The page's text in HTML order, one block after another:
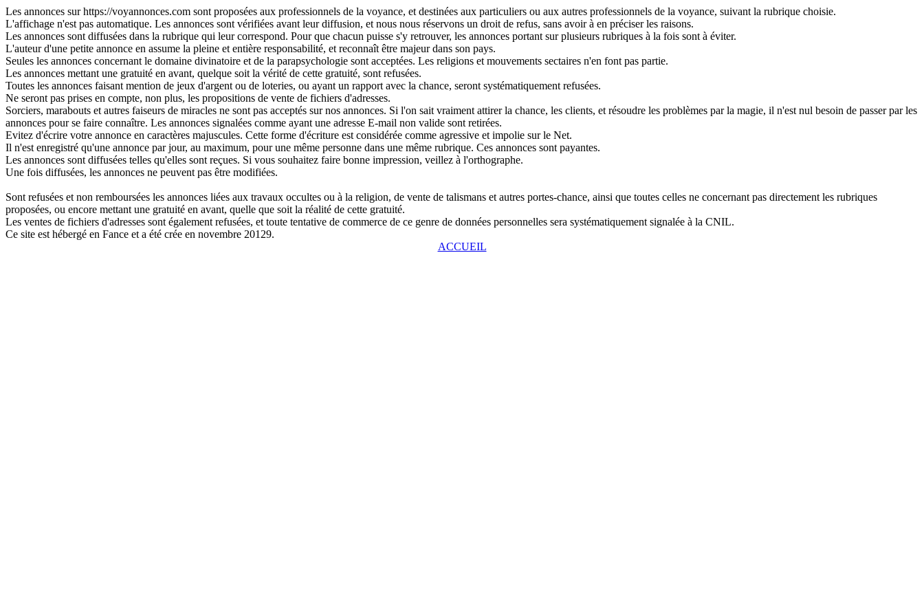
Les annonces sur https://voyannonces.com sont proposées aux professionnels de la voyance, et destinées aux particuliers ou aux autres professionnels de la voyance, suivant la rubrique choisie.
L'affichage n'est pas automatique. Les annonces sont vérifiées avant leur diffusion, et nous nous réservons un droit de refus, sans avoir à en préciser les raisons.
Les annonces sont diffusées dans la rubrique qui leur correspond. Pour que chacun puisse s'y retrouver, les annonces portant sur plusieurs rubriques à la fois sont à éviter.
L'auteur d'une petite annonce en assume la pleine et entière responsabilité, et reconnaît être majeur dans son pays.
Seules les annonces concernant le domaine divinatoire et de la parapsychologie sont acceptées. Les religions et mouvements sectaires n'en font pas partie.
Les annonces mettant une gratuité en avant, quelque soit la vérité de cette gratuité, sont refusées.
Toutes les annonces faisant mention de jeux d'argent ou de loteries, ou ayant un rapport avec la chance, seront systématiquement refusées.
Ne seront pas prises en compte, non plus, les propositions de vente de fichiers d'adresses.
Sorciers, marabouts et autres faiseurs de miracles ne sont pas acceptés sur nos annonces. Si l'on sait vraiment attirer la chance, les clients, et résoudre les problèmes par la magie, il n'est nul besoin de passer par les
annonces pour se faire connaître. Les annonces signalées comme ayant une adresse E-mail non valide sont retirées.
Evitez d'écrire votre annonce en caractères majuscules. Cette forme d'écriture est considérée comme agressive et impolie sur le Net.
Il n'est enregistré qu'une annonce par jour, au maximum, pour une même personne dans une même rubrique. Ces annonces sont payantes.
Les annonces sont diffusées telles qu'elles sont reçues. Si vous souhaitez faire bonne impression, veillez à l'orthographe.
Une fois diffusées, les annonces ne peuvent pas être modifiées.
Sont refusées et non remboursées les annonces liées aux travaux occultes ou à la religion, de vente de talismans et autres portes-chance, ainsi que toutes celles ne concernant pas directement les rubriques
proposées, ou encore mettant une gratuité en avant, quelle que soit la réalité de cette gratuité.
Les ventes de fichiers d'adresses sont également refusées, et toute tentative de commerce de ce genre de données personnelles sera systématiquement signalée à la CNIL.
Ce site est hébergé en Fance et a été crée en novembre 20129.
ACCUEIL